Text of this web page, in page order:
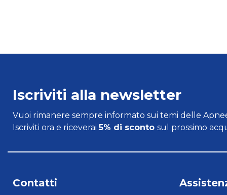
Iscriviti alla newsletter
Vuoi rimanere sempre informato sui temi delle
Iscriviti ora e riceverai5% di sconto sul prossimo
Contatti